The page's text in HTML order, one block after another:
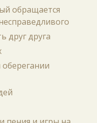
обращается
друг друга
оберегании